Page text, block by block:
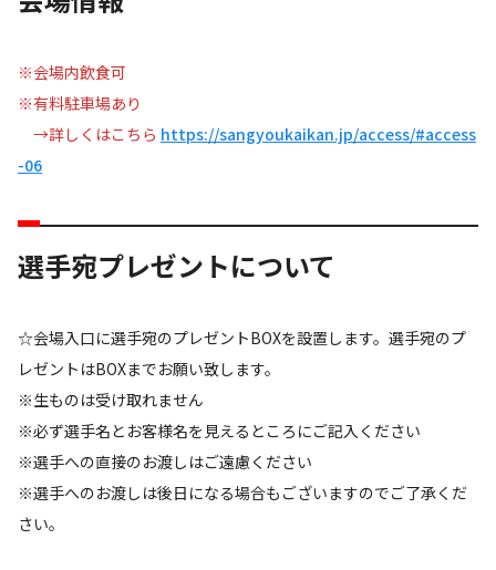
※会場内飲食可
※有料駐車場あり
→詳しくはこちら https://sangyoukaikan.jp/access/#access
-06
選手宛プレゼントについて
☆会場入口に選手宛のプレゼントBOXを設置します。選手宛のプ
レゼントはBOXまでお願い致します。
※生ものは受け取れません
※必ず選手名とお客様名を見えるところにご記入ください
※選手への直接のお渡しはご遠慮ください
※選手へのお渡しは後日になる場合もございますのでご了承くだ
さい。